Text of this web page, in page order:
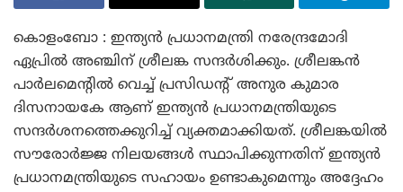
കൊളംബോ : ഇന്ത്യൻ പ്രധാനമന്ത്രി നരേന്ദ്രമോദി
ഏപ്രിൽ അഞ്ചിന് ശ്രീലങ്ക സന്ദർശിക്കും. ശ്രീലങ്കൻ
പാർലമെന്റിൽ വെച്ച് പ്രസിഡന്റ് അനുര കുമാര
ദിസനായകേ ആണ് ഇന്ത്യൻ പ്രധാനമന്ത്രിയുടെ
സന്ദർശനത്തെക്കുറിച്ച് വ്യക്തമാക്കിയത്. ശ്രീലങ്കയിൽ
സൗരോർജ്ജ നിലയങ്ങൾ സ്ഥാപിക്കുന്നതിന് ഇന്ത്യൻ
പ്രധാനമന്ത്രിയുടെ സഹായം ഉണ്ടാകുമെന്നും അദ്ദേഹം